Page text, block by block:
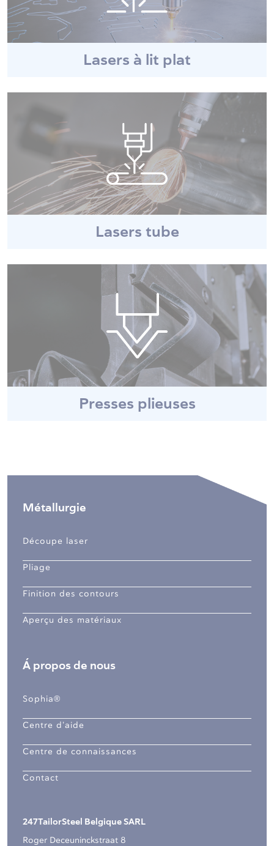
Lasers à lit plat
Lasers tube
Presses plieuses
Métallurgie
Découpe laser
Pliage
Finition des contours
Aperçu des matériaux
Á propos de nous
Sophia®
Centre d’aide
Centre de connaissances
Contact
247TailorSteel Belgique SARL
Roger Deceuninckstraat 8